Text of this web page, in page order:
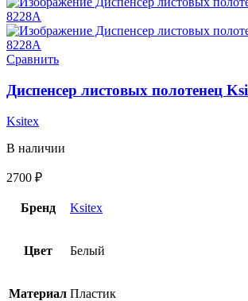
Сравнить
Диспенсер листовых полотенец
Ksitex
В наличии
2700 ₽
Бренд Ksitex
Цвет Белый
Материал Пластик